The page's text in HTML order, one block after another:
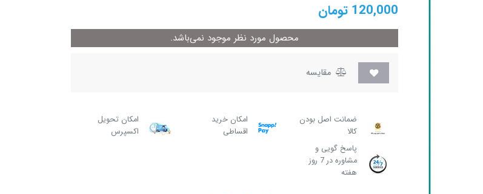
120,000 تومان
محصول مورد نظر موجود نمی‌باشد.
مقایسه
ضمانت اصل بودن
کالا
امکان خرید
اقساطی
امکان تحویل
اکسپرس
پاسخ گویی و
مشاوره در 7 روز
هفته